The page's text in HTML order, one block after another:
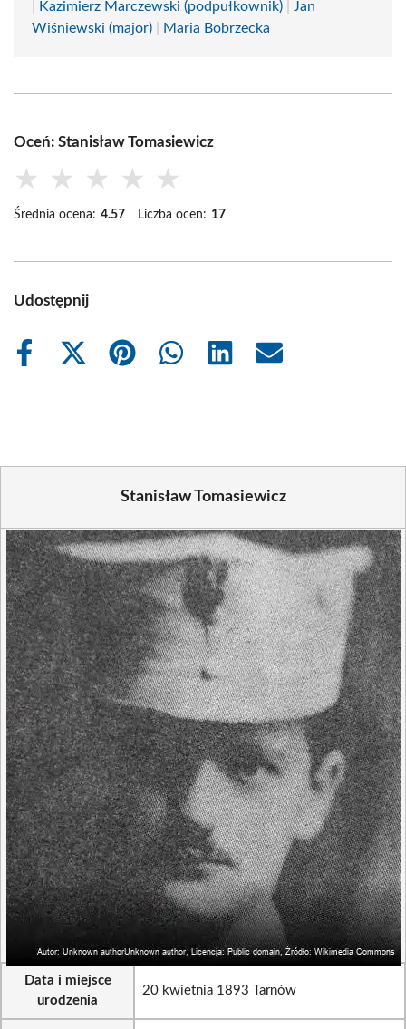
Kazimierz Marczewski (podpułkownik)
Jan
Wiśniewski (major)
Maria Bobrzecka
Oceń: Stanisław Tomasiewicz
★ ★ ★ ★ ★
Średnia ocena: 4.57 Liczba ocen: 17
Udostępnij
Share
Share
Share
Share
Share
Share
Stanisław Tomasiewicz
Data i miejsce
urodzenia
20 kwietnia 1893 Tarnów